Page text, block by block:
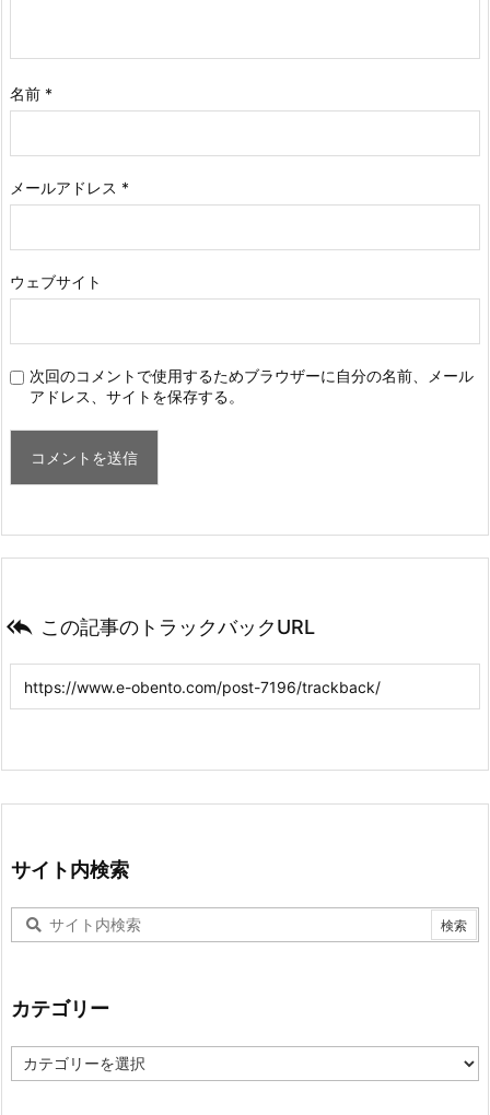
名前 *
メールアドレス *
ウェブサイト
次回のコメントで使用するためブラウザーに自分の名前、メール
アドレス、サイトを保存する。
 この記事のトラックバックURL
サイト内検索
カテゴリー
テ